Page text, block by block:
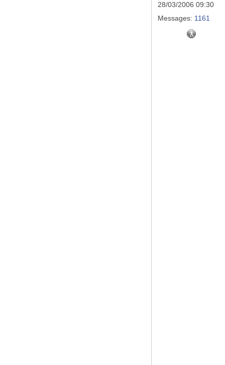
28/03/2006 09:30
Messages: 1161